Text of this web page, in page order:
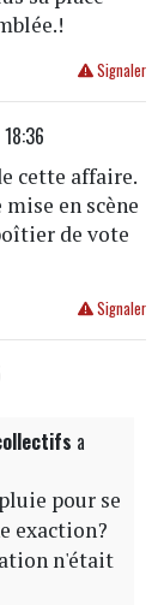
Signaler
cette affaire.
en scène
de vote
Signaler
a
pour se
exaction?
n'était